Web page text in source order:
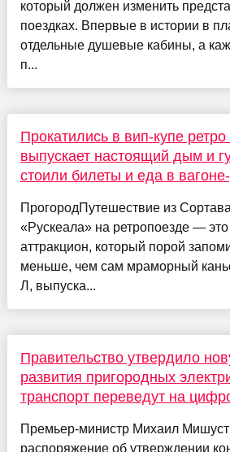
который должен изменить
поездках. Впервые в истории в
отдельные душевые кабины, а
п...
Прокатились в вип-купе
выпускает настоящий дым и
стоили билеты и еда в
ПрогородПутешествие из
«Рускеала» на ретропоезде —
аттракцион, который порой
меньше, чем сам мраморный
Л, выпуска...
Правительство утвердило
развития пригородных
транспорт переведут на
Премьер-министр Михаил
распоряжение об утверждении